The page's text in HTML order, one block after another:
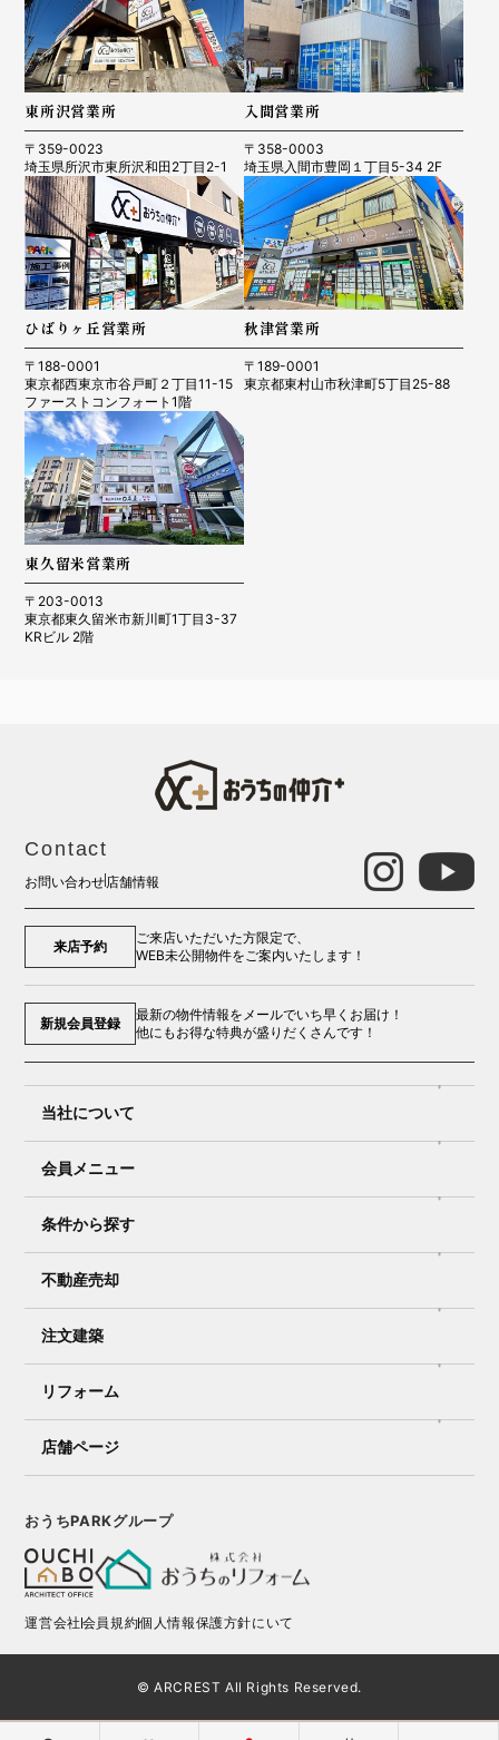
東所沢営業所
〒359-0023
埼玉県所沢市東所沢和田2丁目2-1
入間営業所
〒358-0003
埼玉県入間市豊岡１丁目5-34 2F
ひばりヶ丘営業所
〒188-0001
東京都西東京市谷戸町２丁目11-15
ファーストコンフォート1階
秋津営業所
〒189-0001
東京都東村山市秋津町5丁目25-88
東久留米営業所
〒203-0013
東京都東久留米市新川町1丁目3-37
KRビル 2階
Contact
お問い合わせ店舗情報
来店予約
ご来店いただいた方限定で、
WEB未公開物件をご案内いたします！
新規会員登録
最新の物件情報をメールでいち早くお届け！
他にもお得な特典が盛りだくさんです！
当社について
会員メニュー
条件から探す
不動産売却
注文建築
リフォーム
店舗ページ
おうちPARKグループ
運営会社会員規約個人情報保護方針にいて
© ARCREST All Rights Reserved.